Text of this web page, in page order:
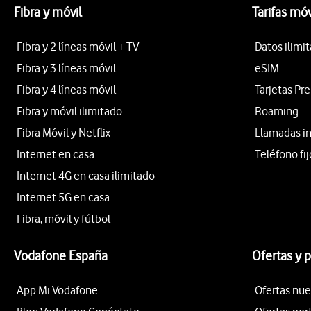
Fibra y móvil
Fibra y 2 líneas móvil + TV
Fibra y 3 líneas móvil
Fibra y 4 líneas móvil
Fibra y móvil ilimitado
Fibra Móvil y Netflix
Internet en casa
Internet 4G en casa ilimitado
Internet 5G en casa
Fibra, móvil y fútbol
Tarifas
Datos
eSIM
Tarjetas
Roaming
Llamadas
Teléfono
Vodafone España
App Mi Vodafone
Ofertas y
Ofertas